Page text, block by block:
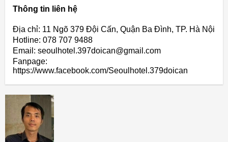
Thông tin liên hệ
Địa chỉ: 11 Ngõ 379 Đội Cấn, Quận Ba Đình, TP. Hà Nội
Hotline: 078 707 9488
Email: seoulhotel.397doican@gmail.com
Fanpage:
https://www.facebook.com/Seoulhotel.379doican